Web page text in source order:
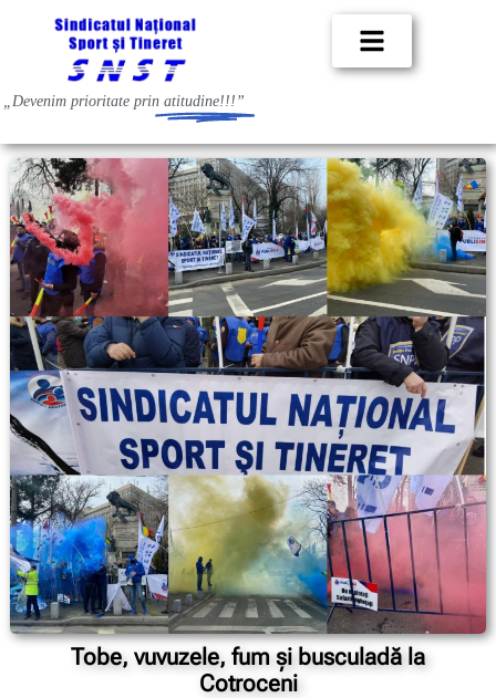
„Devenim prioritate prin atitudine!!!”
Tobe, vuvuzele, fum și busculadă la
Cotroceni